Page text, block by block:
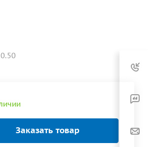
Заказать товар